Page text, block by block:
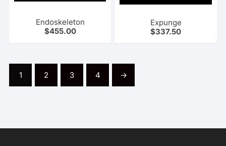
Endoskeleton
$455.00
Expunge
$337.50
1 2 3 4 →